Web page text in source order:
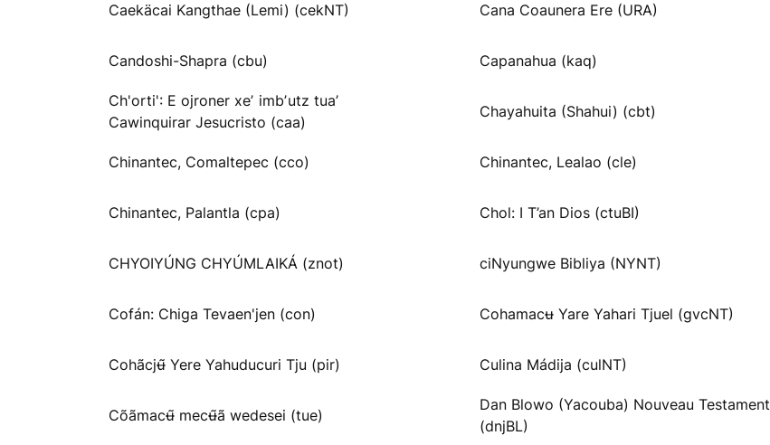
Caekäcai Kangthae (Lemi) (cekNT) Cana Coaunera Ere (URA)
Candoshi-Shapra (cbu) Capanahua (kaq)
Ch'orti': E ojroner xeʼ imbʼutz tuaʼ
Cawinquirar Jesucristo (caa)
Chayahuita (Shahui) (cbt)
Chinantec, Comaltepec (cco) Chinantec, Lealao (cle)
Chinantec, Palantla (cpa) Chol: I T’an Dios (ctuBI)
CHYOIYÚNG CHYÚMLAIKÁ (znot) ciNyungwe Bibliya (NYNT)
Cofán: Chiga Tevaen'jen (con) Cohamacʉ Yare Yahari Tjuel (gvcNT)
Cohãcjʉ̃ Yere Yahuducuri Tju (pir) Culina Mádija (culNT)
Cõãmacʉ̃ mecʉ̃ã wedesei (tue)
Dan Blowo (Yacouba) Nouveau Testament
(dnjBL)